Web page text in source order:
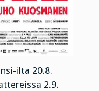
ilta 20.8.
2.9.